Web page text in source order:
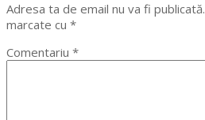
Adresa ta de email nu va fi publicată.
marcate cu *
Comentariu *